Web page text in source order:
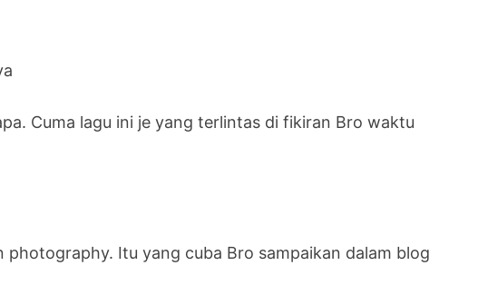
Cuma lagu ini je yang terlintas di fikiran Bro waktu
Itu yang cuba Bro sampaikan dalam blog